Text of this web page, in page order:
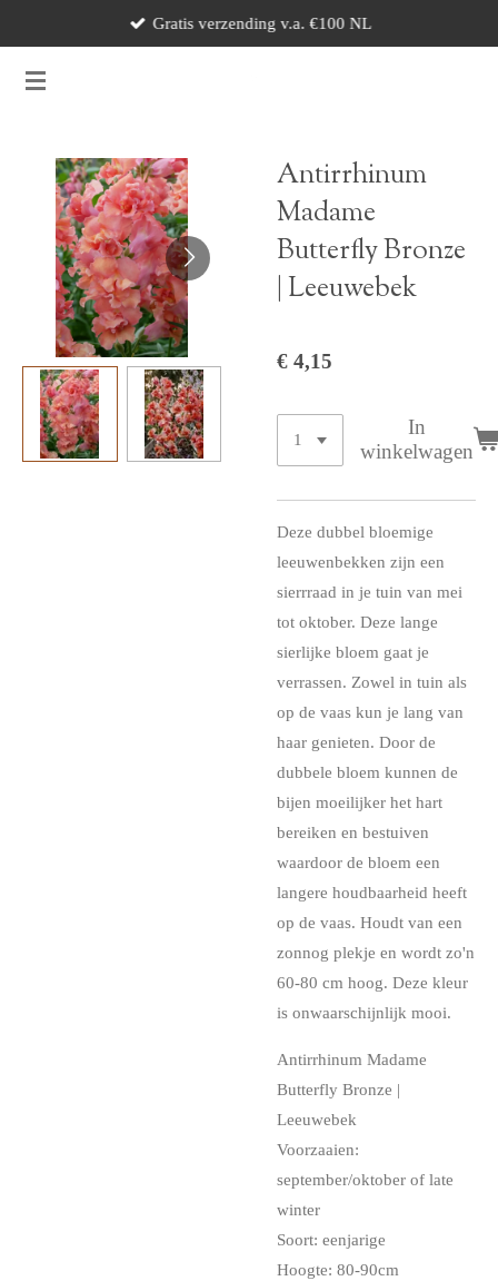
naar
Gratis verzending v.a. €100 NL
Antirrhinum
Madame
Butterfly Bronze
| Leeuwebek
€ 4,15
In
winkelwagen
Deze dubbel bloemige
leeuwenbekken zijn een
sierrraad in je tuin van mei
tot oktober. Deze lange
sierlijke bloem gaat je
verrassen. Zowel in tuin als
op de vaas kun je lang van
haar genieten. Door de
dubbele bloem kunnen de
bijen moeilijker het hart
bereiken en bestuiven
waardoor de bloem een
langere houdbaarheid heeft
op de vaas. Houdt van een
zonnog plekje en wordt zo'n
60-80 cm hoog. Deze kleur
is onwaarschijnlijk mooi.
Antirrhinum Madame
Butterfly Bronze |
Leeuwebek
Voorzaaien:
september/oktober of late
winter
Soort: eenjarige
Hoogte: 80-90cm